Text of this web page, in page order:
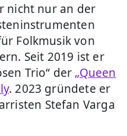
nicht nur an der
Folkmusik von
Seit 2019 ist er
Trio“ der „Queen
. 2023 gründete er
Stefan Varga